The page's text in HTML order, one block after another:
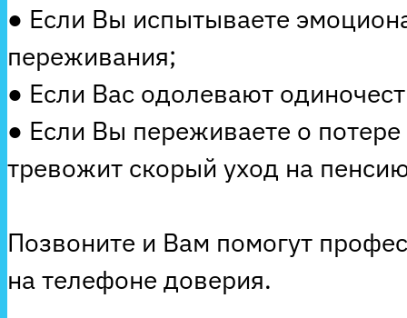
● Если Вы испытываете
переживания;
● Если Вас одолевают
● Если Вы переживаете о
тревожит скорый уход на
Позвоните и Вам помогут
на телефоне доверия.